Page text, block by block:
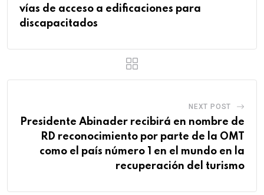
vías de acceso a edificaciones para
discapacitados
NEXT POST
Presidente Abinader recibirá en nombre de
RD reconocimiento por parte de la OMT
como el país número 1 en el mundo en la
recuperación del turismo